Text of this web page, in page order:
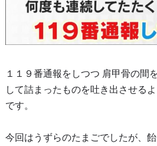
１１９番通報をしつつ 肩甲骨の間
して詰まったものを吐き出させる
です。
今回はうずらのたまごでしたが、